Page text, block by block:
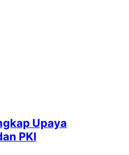
Upaya
PKI